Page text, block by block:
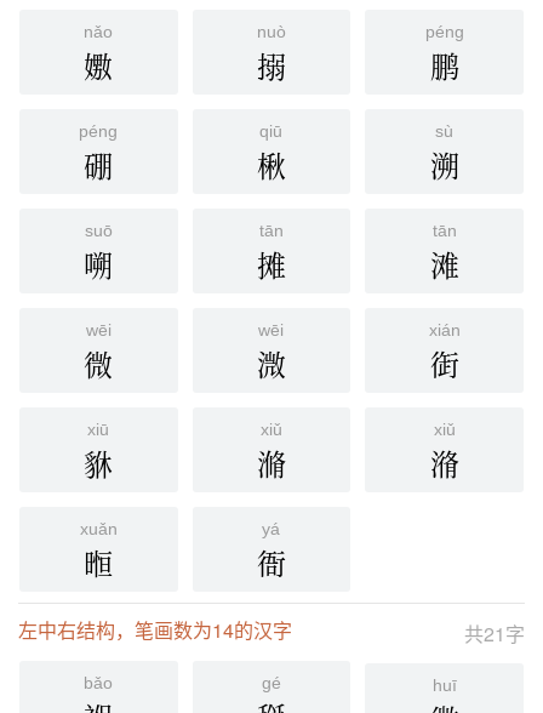
nǎo
嫐
nuò
搦
péng
鹏
péng
硼
qiū
楸
sù
溯
suō
嗍
tān
摊
tān
滩
wēi
微
wēi
溦
xián
衘
xiū
貅
xiǔ
滫
xiǔ
潃
xuǎn
暅
yá
衙
共21字
左中右结构，笔画数为14的汉字
bǎo gé huī